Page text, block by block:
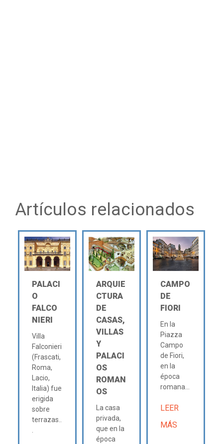
Artículos relacionados
PALACI
O
FALCO
NIERI
Villa
Falconieri
(Frascati,
Roma,
Lacio,
Italia) fue
erigida
sobre
terrazas..
.
ARQUIE
CTURA
DE
CASAS,
VILLAS
Y
PALACI
OS
ROMAN
OS
La casa
privada,
que en la
época
CAMPO
DE
FIORI
En la
Piazza
Campo
de Fiori,
en la
época
romana...
LEER
MÁS